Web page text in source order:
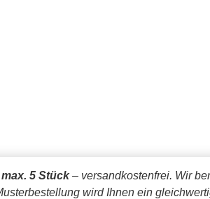
max. 5 Stück– versandkostenfrei. Wir
wird Ihnen ein